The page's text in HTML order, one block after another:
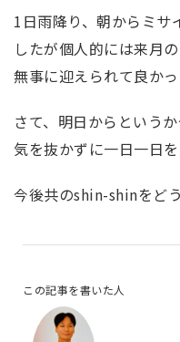
1日雨降り、朝からミサ
したが個人的には来月
無事に迎えられて良かっ
さて、明日からという
気を抜かずに一日一日
今後共のshin-shinをど
この記事を書いた人